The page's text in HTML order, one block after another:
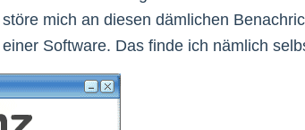
mich an diesen dämlichen
Software. Das finde ich nämlich